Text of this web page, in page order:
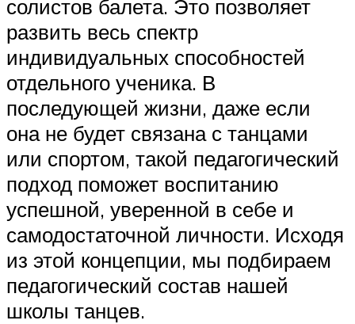
солистов балета. Это позволяет
развить весь спектр
индивидуальных способностей
отдельного ученика. В
последующей жизни, даже если
она не будет связана с танцами
или спортом, такой педагогический
подход поможет воспитанию
успешной, уверенной в себе и
самодостаточной личности. Исходя
из этой концепции, мы подбираем
педагогический состав нашей
школы танцев.